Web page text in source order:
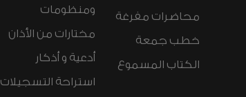
محاضرات مفرغة
خطب جمعة
الكتاب المسموع
ومنظومات
مختارات من الأذان
أدعية و أذكار
استراحة التسجيلات